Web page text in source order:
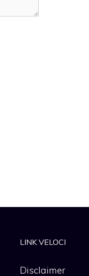
LINK VELOCI
Disclaimer